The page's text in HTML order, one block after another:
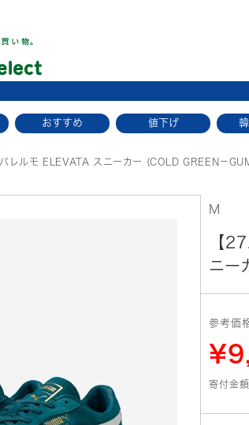
おすすめ 値下げ
レルモ ELEVATA スニーカー (COLD GREEN－
M
【
ニー
参考価
寄付金